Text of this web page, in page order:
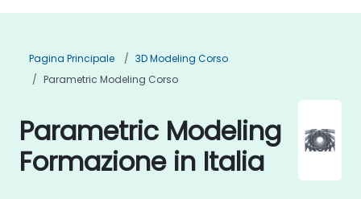
Pagina Principale
3D Modeling Corso
Parametric Modeling Corso
Parametric Modeling
Formazione in Italia